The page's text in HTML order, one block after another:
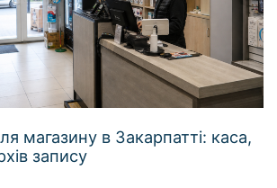
магазину в Закарпатті: каса,
запису